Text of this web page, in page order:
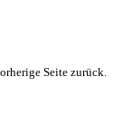
Seite zurück.